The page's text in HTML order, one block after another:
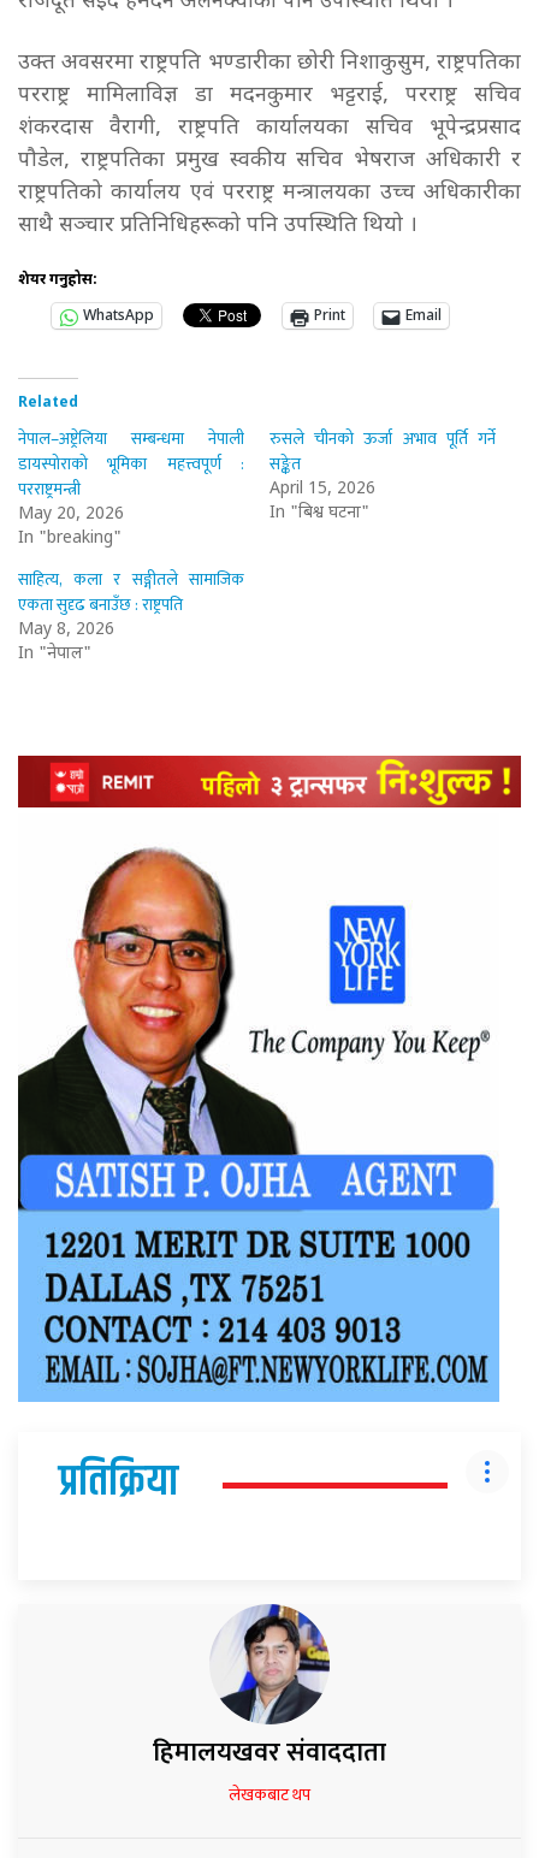
उक्त अवसरमा राष्ट्रपति भण्डारीका छोरी निशाकुसुम, राष्ट्रपतिका
परराष्ट्र मामिलाविज्ञ डा मदनकुमार भट्टराई, परराष्ट्र सचिव
शंकरदास वैरागी, राष्ट्रपति कार्यालयका सचिव भूपेन्द्रप्रसाद
पौडेल, राष्ट्रपतिका प्रमुख स्वकीय सचिव भेषराज अधिकारी र
राष्ट्रपतिको कार्यालय एवं परराष्ट्र मन्त्रालयका उच्च अधिकारीका
साथै सञ्चार प्रतिनिधिहरूको पनि उपस्थिति थियो ।
शेयर गर्नुहोस:
WhatsApp
Print Email
Related
नेपाल–अष्ट्रेलिया सम्बन्धमा नेपाली
डायस्पोराको भूमिका महत्त्वपूर्ण :
परराष्ट्रमन्त्री
May 20, 2026
In "breaking"
रुसले चीनको ऊर्जा अभाव पूर्ति गर्ने
सङ्केत
April 15, 2026
In "बिश्व घटना"
साहित्य, कला र सङ्गीतले सामाजिक
एकता सुदृढ बनाउँछ : राष्ट्रपति
May 8, 2026
In "नेपाल"
प्रतिक्रिया
हिमालयखवर संवाददाता
लेखकबाट थप